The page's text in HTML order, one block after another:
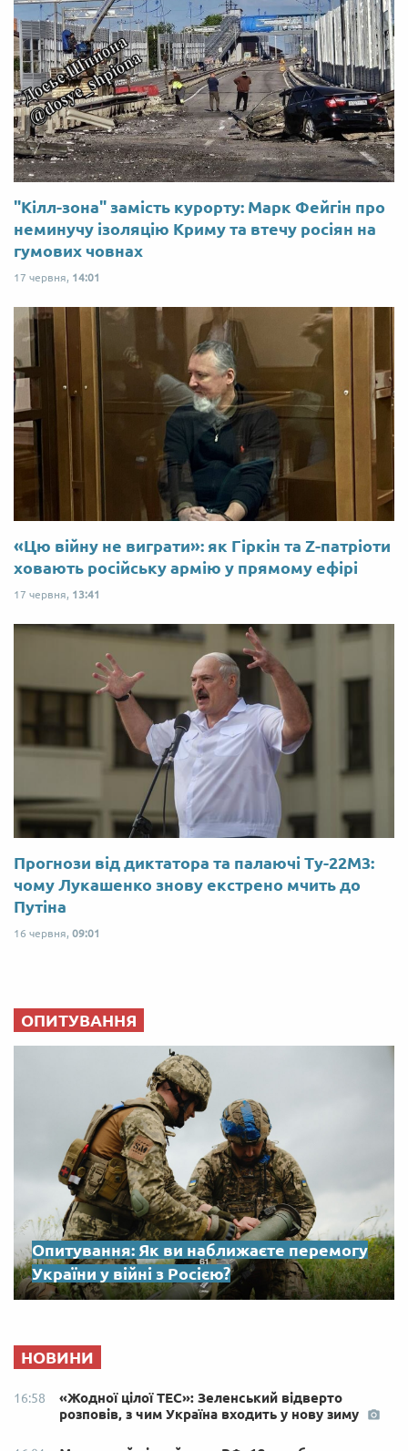
"Кілл-зона" замість курорту: Марк Фейгін про
неминучу ізоляцію Криму та втечу росіян на
гумових човнах
17 червня, 14:01
«Цю війну не виграти»: як Гіркін та Z-патріоти
ховають російську армію у прямому ефірі
17 червня, 13:41
Прогнози від диктатора та палаючі Ту-22М3:
чому Лукашенко знову екстрено мчить до
Путіна
16 червня, 09:01
ОПИТУВАННЯ
Опитування: Як ви наближаєте перемогу
України у війні з Росією?
НОВИНИ
16:58
«Жодної цілої ТЕС»: Зеленський відверто
розповів, з чим Україна входить у нову зиму